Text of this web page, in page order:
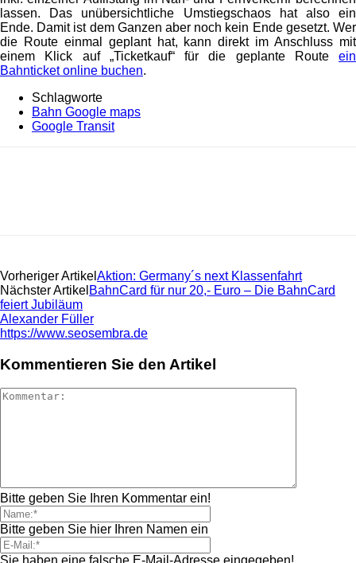
lassen. Das unübersichtliche Umstiegschaos hat also ein
Ende. Damit ist dem Ganzen aber noch kein Ende gesetzt. Wer
die Route einmal geplant hat, kann direkt im Anschluss mit
einem Klick auf „Ticketkauf“ für die geplante Route ein
Bahnticket online buchen.
Schlagworte
Bahn Google maps
Google Transit
Vorheriger Artikel Aktion: Germany´s next Klassenfahrt
Nächster Artikel BahnCard für nur 20,- Euro – Die BahnCard
feiert Jubiläum
Alexander Füller
https://www.seosembra.de
Kommentieren Sie den Artikel
Bitte geben Sie Ihren Kommentar ein!
Bitte geben Sie hier Ihren Namen ein